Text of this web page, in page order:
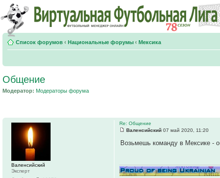
Список форумов ‹ Национальные форумы ‹ Мексика
Общение
Модератор: Модераторы форума
Re: Общение
Валенсийский 07 май 2020, 11:20
Возьмешь команду в Мексике -
Валенсийский
Эксперт